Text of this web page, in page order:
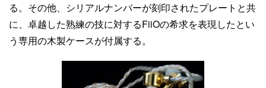
る。その他、シリアルナンバーが刻印されたプレートと共
に、卓越した熟練の技に対するFiiOの希求を表現したとい
う専用の木製ケースが付属する。